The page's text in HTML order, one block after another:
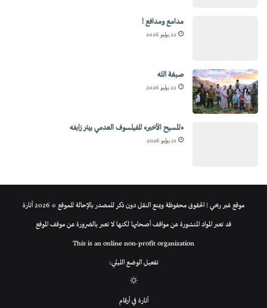
مدامع ومدافع !
22 يوليو 2026
صبغة الله
22 يوليو 2026
«المسيح الأخير» للفيلسوف العدمي بيتر زابفه
21 يوليو 2026
موقع غير ربحي | الحقوق محفوظة ويمنع النقل دون ذكر للمصدر بالإحالة للموقع © 2026 أثارة
قد تعبر المواد المنشورة عن مواقف أصحابها لكنها لا تعبر بالضرورة عن موقف الموقع
This is an online non-profit organization
تفعيل الوضع الليلي:
المظلم
أثارة في أرقام